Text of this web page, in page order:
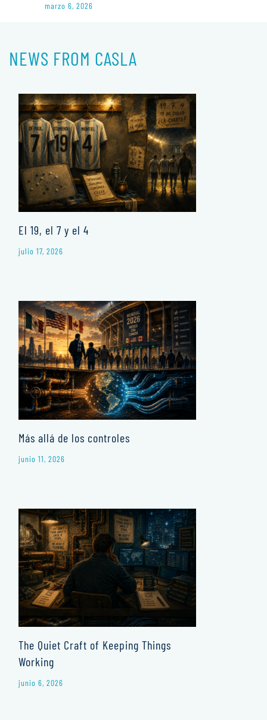
marzo 6, 2026
NEWS FROM CASLA
El 19, el 7 y el 4
julio 17, 2026
Más allá de los controles
junio 11, 2026
The Quiet Craft of Keeping Things
Working
junio 6, 2026